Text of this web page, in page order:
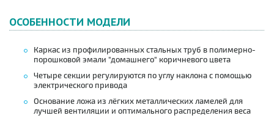
ОСОБЕННОСТИ МОДЕЛИ
Каркас из профилированных стальных труб в полимерно-
порошковой эмали "домашнего" коричневого цвета
Четыре секции регулируются по углу наклона с помощью
электрического привода
Основание ложа из лёгких металлических ламелей для
лучшей вентиляции и оптимального распределения веса